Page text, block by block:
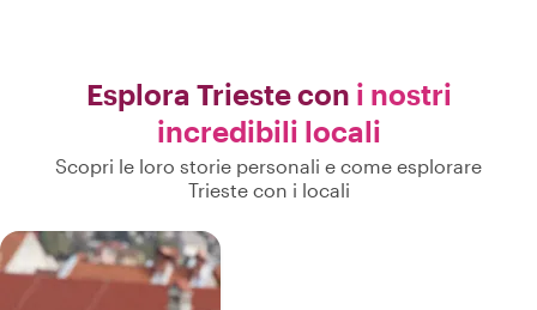
Esplora Trieste con i nostri
incredibili locali
Scopri le loro storie personali e come esplorare
Trieste con i locali